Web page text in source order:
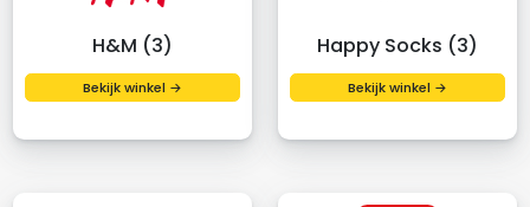
H&M (3)
Bekijk winkel →
Happy Socks (3)
Bekijk winkel →